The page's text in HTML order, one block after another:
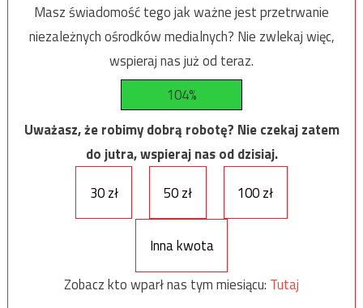
Masz świadomość tego jak ważne jest przetrwanie
niezależnych ośrodków medialnych? Nie zwlekaj więc,
wspieraj nas już od teraz.
104%
Uważasz, że robimy dobrą robotę? Nie czekaj zatem
do jutra, wspieraj nas od dzisiaj.
30 zł
50 zł 100 zł
Inna kwota
Zobacz kto wparł nas tym miesiącu: Tutaj